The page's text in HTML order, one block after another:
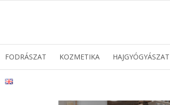
FODRÁSZAT KOZMETIKA HAJGYÓGYÁSZAT